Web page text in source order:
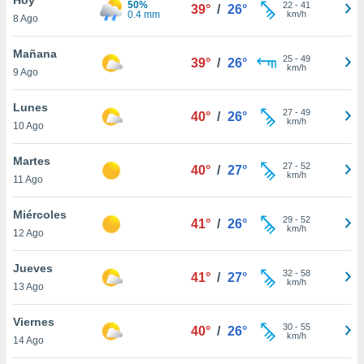
en
más
nuestra
de
cookies
aceptar
8 Ago
50%
0.4 mm
39° / 26° 22- 41
km/h
Mañana
9 Ago
39° / 26° 25- 49
km/h
Lunes
10 Ago
40° / 26° 27- 49
km/h
Martes
11 Ago
40° / 27° 27- 52
km/h
Miércoles
12 Ago
41° / 26° 29- 52
km/h
Jueves
13 Ago
41° / 27° 32- 58
km/h
Viernes
14 Ago
40° / 26° 30- 55
km/h